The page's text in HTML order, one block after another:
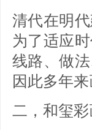
清代在明
为了适应
线路、做
因此多年
二，和玺彩